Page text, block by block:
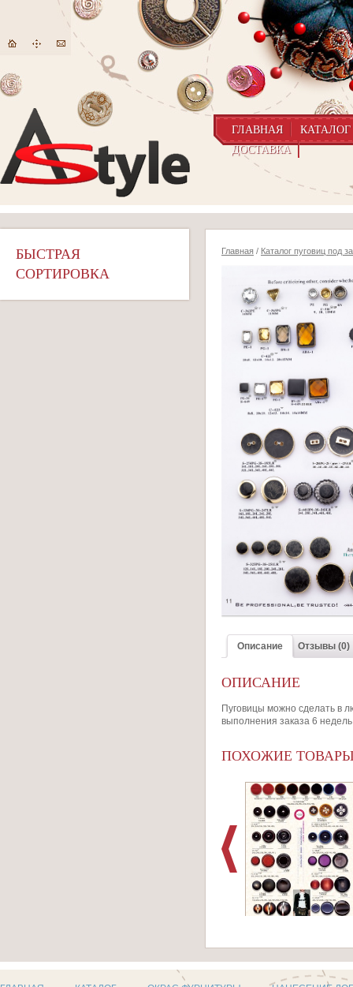
ГЛАВНАЯ
КАТАЛОГ
ДОСТАВКА
БЫСТРАЯ
СОРТИРОВКА
Главная / Каталог пуговиц под
Описание Отзывы (0)
ОПИСАНИЕ
Пуговицы можно сделать в
выполнения заказа 6
ПОХОЖИЕ
482_2